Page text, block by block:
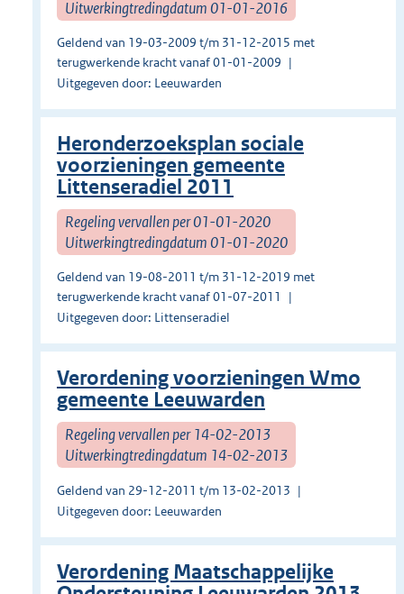
Uitwerkingtredingdatum 01-01-2016
Geldend van 19-03-2009 t/m 31-12-2015 met
terugwerkende kracht vanaf 01-01-2009
Uitgegeven door: Leeuwarden
Heronderzoeksplan sociale
voorzieningen gemeente
Littenseradiel 2011
Regeling vervallen per 01-01-2020
Uitwerkingtredingdatum 01-01-2020
Geldend van 19-08-2011 t/m 31-12-2019 met
terugwerkende kracht vanaf 01-07-2011
Uitgegeven door: Littenseradiel
Verordening voorzieningen Wmo
gemeente Leeuwarden
Regeling vervallen per 14-02-2013
Uitwerkingtredingdatum 14-02-2013
Geldend van 29-12-2011 t/m 13-02-2013
Uitgegeven door: Leeuwarden
Verordening Maatschappelijke